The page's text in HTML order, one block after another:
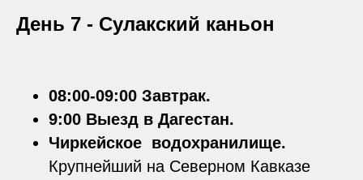
День 7 - Сулакский каньон
08:00-09:00 Завтрак.
9:00 Выезд в Дагестан.
Чиркейское водохранилище.
Крупнейший на Северном Кавказе